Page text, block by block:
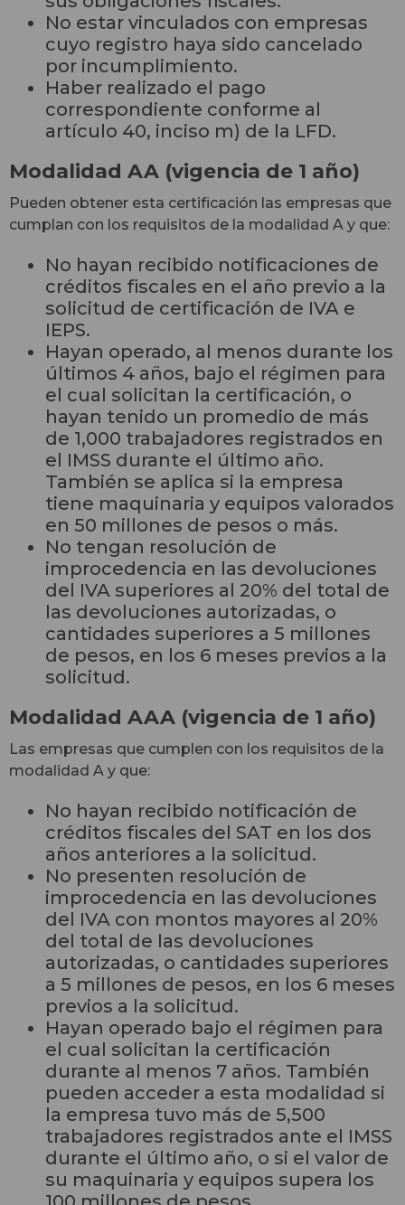
No estar vinculados con empresas
cuyo registro haya sido cancelado
por incumplimiento.
Haber realizado el pago
correspondiente conforme al
artículo 40, inciso m) de la LFD.
Modalidad AA (vigencia de 1 año)
Pueden obtener esta certificación las empresas que
cumplan con los requisitos de la modalidad A y que:
No hayan recibido notificaciones de
créditos fiscales en el año previo a la
solicitud de certificación de IVA e
IEPS.
Hayan operado, al menos durante los
últimos 4 años, bajo el régimen para
el cual solicitan la certificación, o
hayan tenido un promedio de más
de 1,000 trabajadores registrados en
el IMSS durante el último año.
También se aplica si la empresa
tiene maquinaria y equipos valorados
en 50 millones de pesos o más.
No tengan resolución de
improcedencia en las devoluciones
del IVA superiores al 20% del total de
las devoluciones autorizadas, o
cantidades superiores a 5 millones
de pesos, en los 6 meses previos a la
solicitud.
Modalidad AAA (vigencia de 1 año)
Las empresas que cumplen con los requisitos de la
modalidad A y que:
No hayan recibido notificación de
créditos fiscales del SAT en los dos
años anteriores a la solicitud.
No presenten resolución de
improcedencia en las devoluciones
del IVA con montos mayores al 20%
del total de las devoluciones
autorizadas, o cantidades superiores
a 5 millones de pesos, en los 6 meses
previos a la solicitud.
Hayan operado bajo el régimen para
el cual solicitan la certificación
durante al menos 7 años. También
pueden acceder a esta modalidad si
la empresa tuvo más de 5,500
trabajadores registrados ante el IMSS
durante el último año, o si el valor de
su maquinaria y equipos supera los